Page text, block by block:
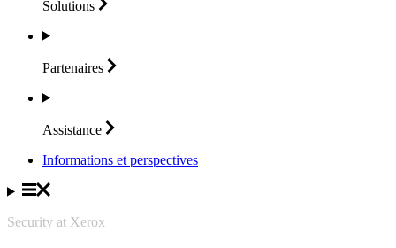
Solutions
Partenaires
Assistance
Informations et perspectives
Security at Xerox